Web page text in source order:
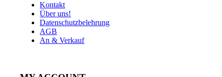
Kontakt
Über uns!
Datenschutzbelehrung
AGB
An & Verkauf